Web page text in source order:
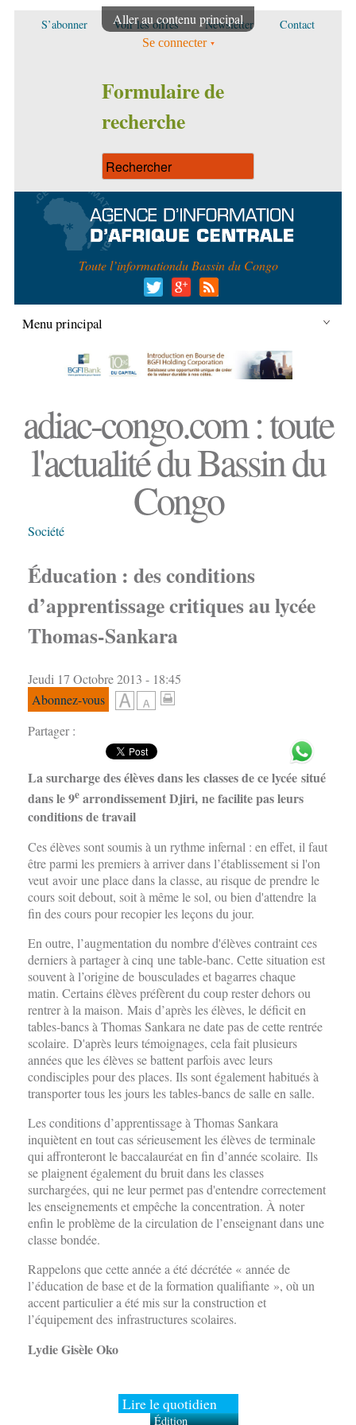
Aller au contenu principal
S’abonner Voir les offres Newsletter Contact
Se connecter
Formulaire de
recherche
Toute l’informationdu Bassin du Congo
Menu principal
adiac-congo.com : toute
l'actualité du Bassin du
Congo
Société
Éducation : des conditions
d’apprentissage critiques au lycée
Thomas-Sankara
Jeudi 17 Octobre 2013 - 18:45
Abonnez-vous
Partager :
La surcharge des élèves dans les classes de ce lycée situé
dans le 9e arrondissement Djiri, ne facilite pas leurs
conditions de travail
Ces élèves sont soumis à un rythme infernal : en effet, il faut
être parmi les premiers à arriver dans l’établissement si l'on
veut avoir une place dans la classe, au risque de prendre le
cours soit debout, soit à même le sol, ou bien d'attendre la
fin des cours pour recopier les leçons du jour.
En outre, l’augmentation du nombre d'élèves contraint ces
derniers à partager à cinq une table-banc. Cette situation est
souvent à l’origine de bousculades et bagarres chaque
matin. Certains élèves préfèrent du coup rester dehors ou
rentrer à la maison. Mais d’après les élèves, le déficit en
tables-bancs à Thomas Sankara ne date pas de cette rentrée
scolaire. D'après leurs témoignages, cela fait plusieurs
années que les élèves se battent parfois avec leurs
condisciples pour des places. Ils sont également habitués à
transporter tous les jours les tables-bancs de salle en salle.
Les conditions d’apprentissage à Thomas Sankara
inquiètent en tout cas sérieusement les élèves de terminale
qui affronteront le baccalauréat en fin d’année scolaire. Ils
se plaignent également du bruit dans les classes
surchargées, qui ne leur permet pas d'entendre correctement
les enseignements et empêche la concentration. À noter
enfin le problème de la circulation de l’enseignant dans une
classe bondée.
Rappelons que cette année a été décrétée « année de
l’éducation de base et de la formation qualifiante », où un
accent particulier a été mis sur la construction et
l’équipement des infrastructures scolaires.
Lydie Gisèle Oko
Lire le quotidien
Édition